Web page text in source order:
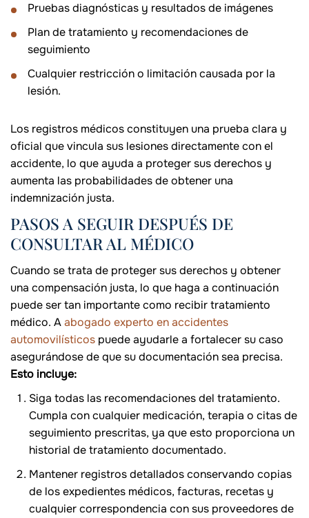
Pruebas diagnósticas y resultados de imágenes
Plan de tratamiento y recomendaciones de
seguimiento
Cualquier restricción o limitación causada por la
lesión.
Los registros médicos constituyen una prueba clara y
oficial que vincula sus lesiones directamente con el
accidente, lo que ayuda a proteger sus derechos y
aumenta las probabilidades de obtener una
indemnización justa.
PASOS A SEGUIR DESPUÉS DE
CONSULTAR AL MÉDICO
Cuando se trata de proteger sus derechos y obtener
una compensación justa, lo que haga a continuación
puede ser tan importante como recibir tratamiento
médico. Aabogado experto en accidentes
automovilísticos puede ayudarle a fortalecer su caso
asegurándose de que su documentación sea precisa.
Esto incluye:
Siga todas las recomendaciones del tratamiento.
Cumpla con cualquier medicación, terapia o citas de
seguimiento prescritas, ya que esto proporciona un
historial de tratamiento documentado.
Mantener registros detallados conservando copias
de los expedientes médicos, facturas, recetas y
cualquier correspondencia con sus proveedores de